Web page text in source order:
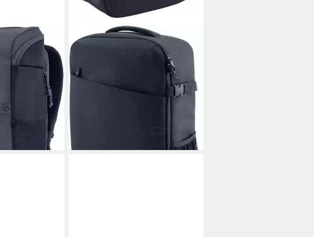
Travel Laptop
bei dir
HP
Notebook-Rucksack Creator 16.1
(40.8 cm) Laptop Backpack (1-tlg)
104,37 €
lieferbar - in 3-4 Werktagen bei dir